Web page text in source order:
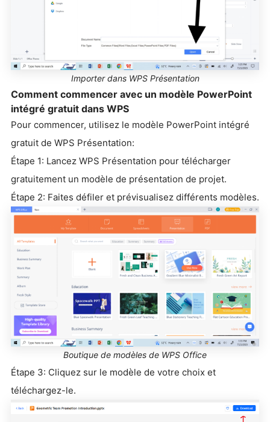
Importer dans WPS Présentation
Comment commencer avec un modèle PowerPoint
intégré gratuit dans WPS
Pour commencer, utilisez le modèle PowerPoint intégré
gratuit de WPS Présentation:
Étape 1: Lancez WPS Présentation pour télécharger
gratuitement un modèle de présentation de projet.
Étape 2: Faites défiler et prévisualisez différents modèles.
Boutique de modèles de WPS Office
Étape 3: Cliquez sur le modèle de votre choix et
téléchargez-le.